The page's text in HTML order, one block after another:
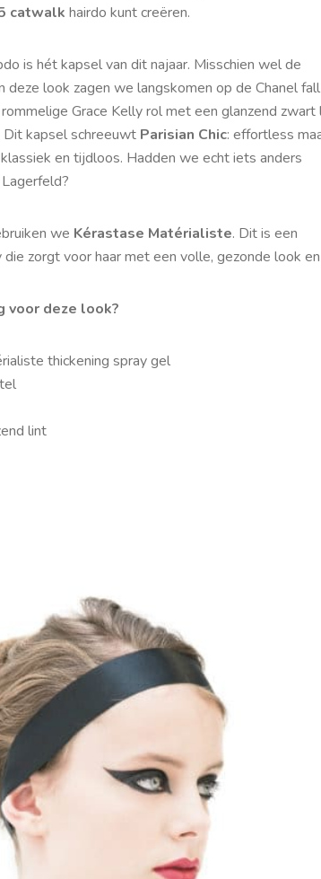
catwalk hairdo kunt creëren.
is hét kapsel van dit najaar. Misschien wel de
deze look zagen we langskomen op de Chanel fall
Grace Kelly rol met een glanzend zwart
Dit kapsel schreeuwt Parisian Chic: effortless
en tijdloos. Hadden we echt iets anders
we Kérastase Matérialiste. Dit is een
zorgt voor haar met een volle, gezonde look
voor deze look?
thickening spray gel
lint